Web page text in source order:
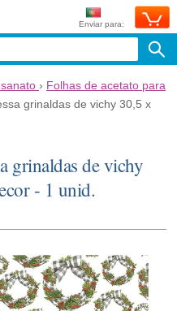
Enviar para:
› Folhas de acetato para
grinaldas de vichy 30,5 x
grinaldas de vichy
- 1 unid.